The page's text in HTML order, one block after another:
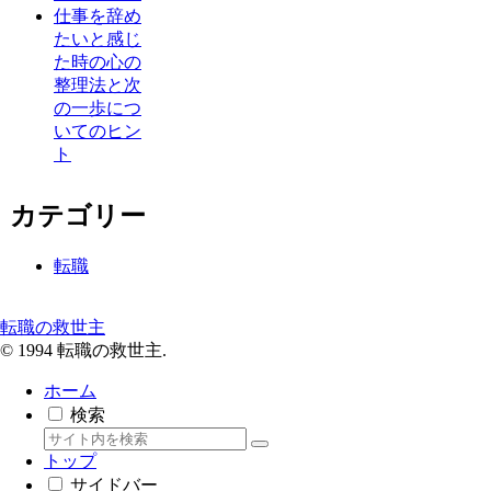
仕事を辞め
たいと感じ
た時の心の
整理法と次
の一歩につ
いてのヒン
ト
カテゴリー
転職
転職の救世主
© 1994 転職の救世主.
ホーム
検索
トップ
サイドバー